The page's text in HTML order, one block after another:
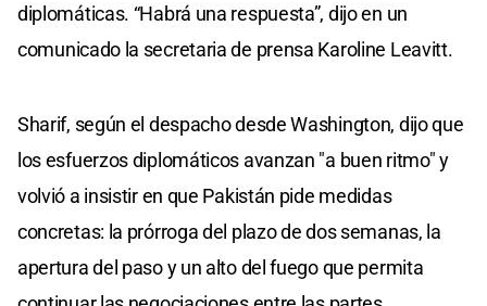
diplomáticas. “Habrá una respuesta”, dijo en un
comunicado la secretaria de prensa Karoline Leavitt.
Sharif, según el despacho desde Washington, dijo que
los esfuerzos diplomáticos avanzan "a buen ritmo" y
volvió a insistir en que Pakistán pide medidas
concretas: la prórroga del plazo de dos semanas, la
apertura del paso y un alto del fuego que permita